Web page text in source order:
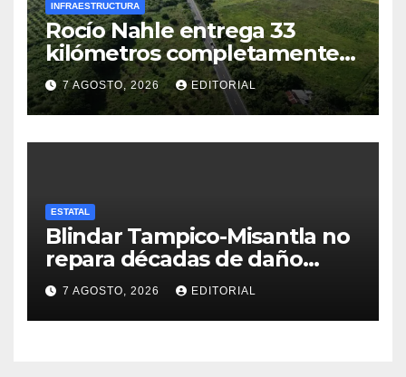
INFRAESTRUCTURA
Rocío Nahle entrega 33
kilómetros completamente
rehabilitados de la carretera
Álamo–Tihuatlán
7 AGOSTO, 2026 EDITORIAL
ESTATAL
Blindar Tampico-Misantla no
repara décadas de daño
petrolero en Veracruz:
comunidades
7 AGOSTO, 2026 EDITORIAL